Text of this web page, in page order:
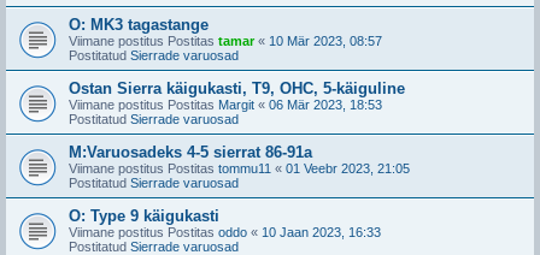
O: MK3 tagastange
Viimane postitus Postitas tamar« 10 Mär 2023, 08:57
Postitatud Sierrade varuosad
Ostan Sierra käigukasti, T9, OHC, 5-käiguline
Viimane postitus Postitas Margit « 06 Mär 2023, 18:53
Postitatud Sierrade varuosad
M:Varuosadeks 4-5 sierrat 86-91a
Viimane postitus Postitas tommu11 « 01 Veebr 2023, 21:05
Postitatud Sierrade varuosad
O: Type 9 käigukasti
Viimane postitus Postitas oddo « 10 Jaan 2023, 16:33
Postitatud Sierrade varuosad